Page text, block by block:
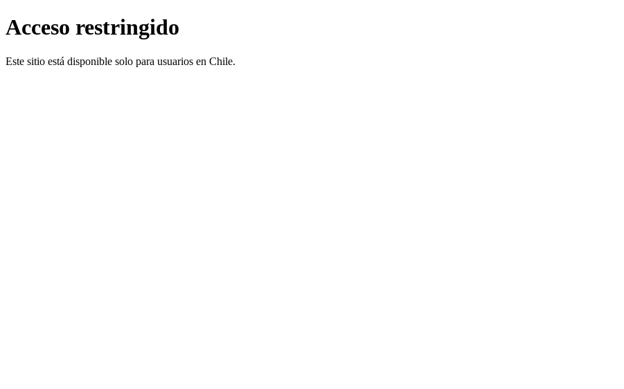
Acceso restringido
Este sitio está disponible solo para usuarios en Chile.